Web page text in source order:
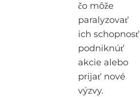
čo môže
paralyzovať
ich schopnosť
podniknúť
akcie alebo
prijať nové
výzvy.